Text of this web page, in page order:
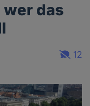
das
12